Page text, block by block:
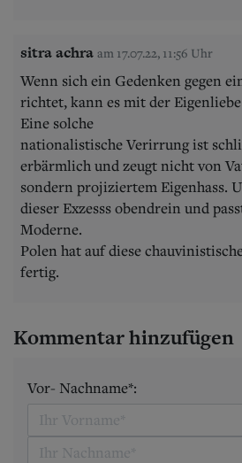
sitra achra am 17.07.22, 11:56 Uhr
Wenn sich ein Gedenken gegen
richtet, kann es mit der
Eine solche
nationalistische Verirrung ist
erbärmlich und zeugt nicht von
sondern projiziertem Eigenhass.
dieser Exzesss obendrein und
Moderne.
Polen hat auf diese
fertig.
Kommentar hinzufügen
Vor- Nachname*: